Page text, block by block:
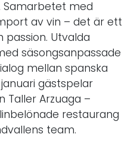
Samarbetet med
av vin – det är ett
Utvalda
säsongsanpassade
mellan spanska
gästspelar
Taller Arzuaga –
restaurang
team.